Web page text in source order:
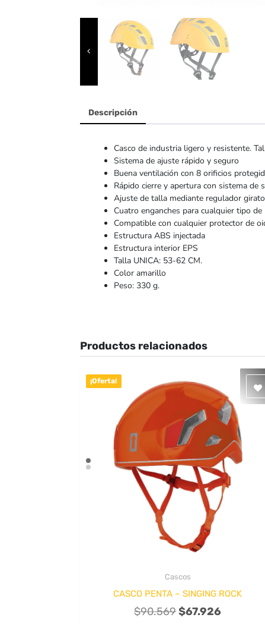
Descripción
Casco de industria ligero y resistente.
Sistema de ajuste rápido y seguro
Buena ventilación con 8 orificios
Rápido cierre y apertura con sistema de
Ajuste de talla mediante regulador
Cuatro enganches para cualquier tipo
Compatible con cualquier protector de
Estructura ABS injectada
Estructura interior EPS
Talla UNICA: 53-62 CM.
Color amarillo
Peso: 330 g.
Productos relacionados
¡Oferta!
Cascos
CASCO PENTA – SINGING ROCK
$90.569El
$67.926El